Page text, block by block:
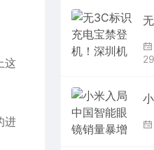
这
进
29